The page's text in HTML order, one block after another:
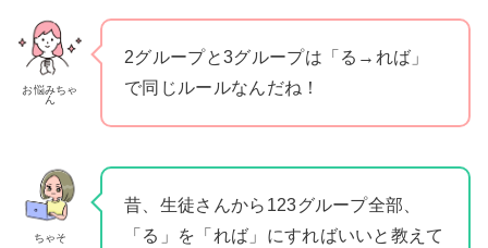
お悩みちゃ
ん
2グループと3グループは「る→れば」
で同じルールなんだね！
ちゃそ
昔、生徒さんから123グループ全部、
「る」を「れば」にすればいいと教えて